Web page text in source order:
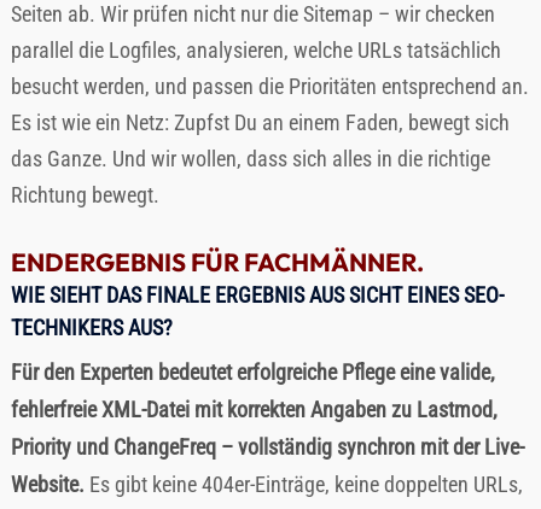
Seiten ab. Wir prüfen nicht nur die Sitemap – wir checken
parallel die Logfiles, analysieren, welche URLs tatsächlich
besucht werden, und passen die Prioritäten entsprechend an.
Es ist wie ein Netz: Zupfst Du an einem Faden, bewegt sich
das Ganze. Und wir wollen, dass sich alles in die richtige
Richtung bewegt.
ENDERGEBNIS FÜR FACHMÄNNER.
WIE SIEHT DAS FINALE ERGEBNIS AUS SICHT EINES SEO-
TECHNIKERS AUS?
Für den Experten bedeutet erfolgreiche Pflege eine valide,
fehlerfreie XML-Datei mit korrekten Angaben zu Lastmod,
Priority und ChangeFreq – vollständig synchron mit der Live-
Website. Es gibt keine 404er-Einträge, keine doppelten URLs,